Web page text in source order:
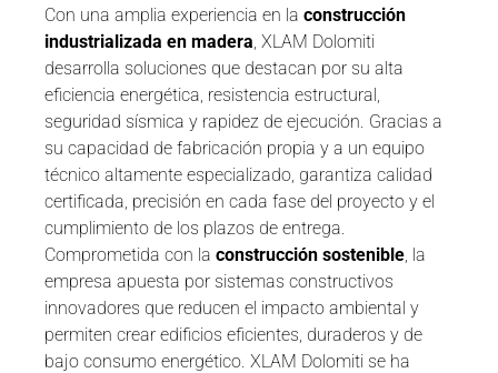
Con una amplia experiencia en la construcción
industrializada en madera , XLAM Dolomiti
desarrolla soluciones que destacan por su alta
eficiencia energética, resistencia estructural,
seguridad sísmica y rapidez de ejecución. Gracias a
su capacidad de fabricación propia y a un equipo
técnico altamente especializado, garantiza calidad
certificada, precisión en cada fase del proyecto y el
cumplimiento de los plazos de entrega.
Comprometida con la construcción sostenible , la
empresa apuesta por sistemas constructivos
innovadores que reducen el impacto ambiental y
permiten crear edificios eficientes, duraderos y de
bajo consumo energético. XLAM Dolomiti se ha